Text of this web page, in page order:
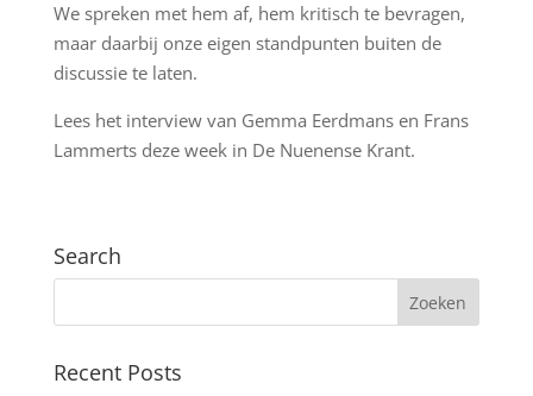
We spreken met hem af, hem kritisch te bevragen,
maar daarbij onze eigen standpunten buiten de
discussie te laten.
Lees het interview van Gemma Eerdmans en Frans
Lammerts deze week in De Nuenense Krant.
Search
Recent Posts